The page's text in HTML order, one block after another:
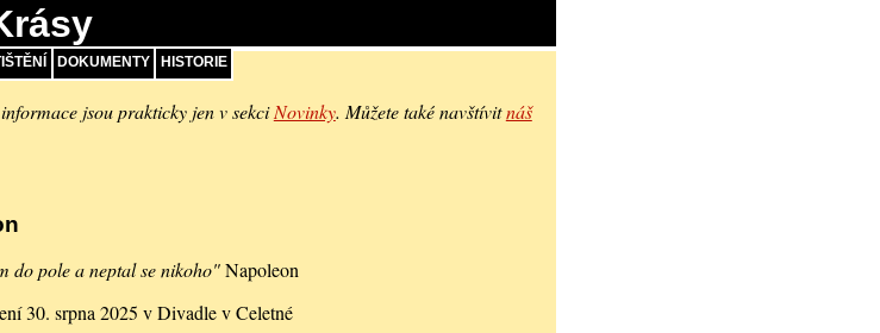
DOKUMENTY HISTORIE
jsou prakticky jen v sekciNovinky. Můžete také navštívitnáš
do pole a neptal se nikoho"Napoleon
30. srpna 2025 v Divadle v Celetné